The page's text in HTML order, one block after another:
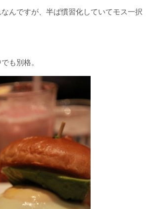
んですが、半ば慣習化していてモス一択
も別格。